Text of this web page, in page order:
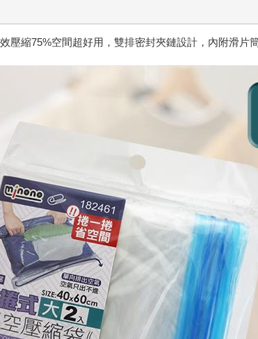
壓縮75%空間超好用，雙排密封夾鏈設計，內附滑